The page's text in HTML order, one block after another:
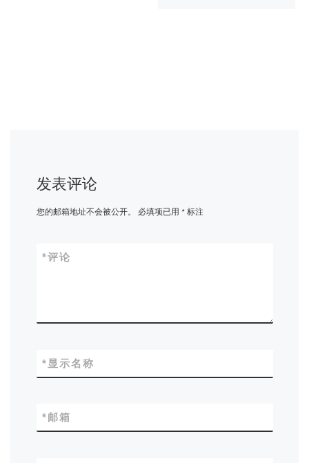
发表评论
您的邮箱地址不会被公开。 必填项已用 *标注
评论
*
显示名称
*
邮箱
*